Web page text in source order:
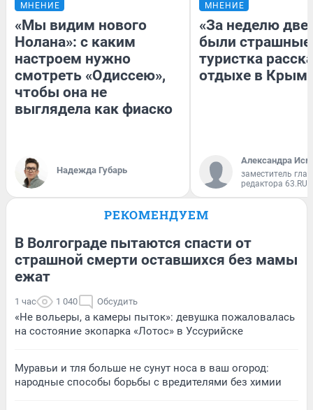
МНЕНИЕ
«Мы видим нового
Нолана»: с каким
настроем нужно
смотреть «Одиссею»,
чтобы она не
выглядела как фиаско
Надежда Губарь
МНЕНИЕ
«За неделю две
были
туристка
отдыхе в
Александра
заместитель
редактора 63.RU
РЕКОМЕНДУЕМ
В Волгограде пытаются спасти от
страшной смерти оставшихся без мамы
ежат
1 час 1 040 Обсудить
«Не вольеры, а камеры пыток»: девушка пожаловалась
на состояние экопарка «Лотос» в Уссурийске
Муравьи и тля больше не сунут носа в ваш огород:
народные способы борьбы с вредителями без химии